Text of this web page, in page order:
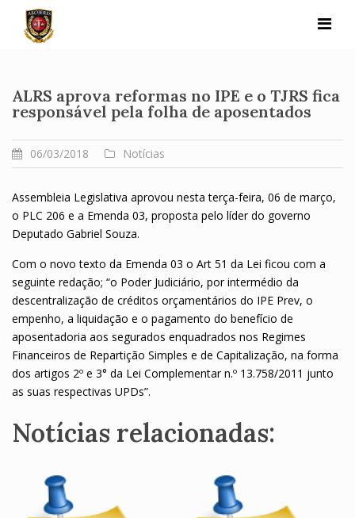
content
ALRS aprova reformas no IPE e o TJRS fica
responsável pela folha de aposentados
06/03/2018 Notícias
Assembleia Legislativa aprovou nesta terça-feira, 06 de março,
o PLC 206 e a Emenda 03, proposta pelo líder do governo
Deputado Gabriel Souza.
Com o novo texto da Emenda 03 o Art 51 da Lei ficou com a
seguinte redação; “o Poder Judiciário, por intermédio da
descentralização de créditos orçamentários do IPE Prev, o
empenho, a liquidação e o pagamento do benefício de
aposentadoria aos segurados enquadrados nos Regimes
Financeiros de Repartição Simples e de Capitalização, na forma
dos artigos 2º e 3° da Lei Complementar n.º 13.758/2011 junto
as suas respectivas UPDs”.
Notícias relacionadas: